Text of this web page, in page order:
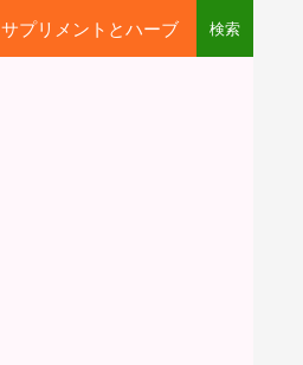
サプリメントとハーブ